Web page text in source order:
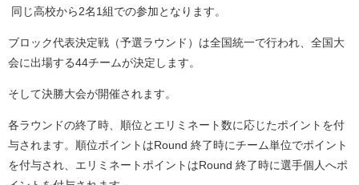
同じ高校から2名1組での参加となります。
ブロック代表決定戦（予選ラウンド）は全国統⼀で⾏われ、全国大
会に出場する44チームが決定します。
そして決勝⼤会が開催されます。
各ラウンドの終了時、順位とエリミネート数に応じたポイントを付
与されます。順位ポイントはRound 終了時にチーム単位でポイント
を付与され、エリミネートポイントはRound 終了時に選⼿個⼈へポ